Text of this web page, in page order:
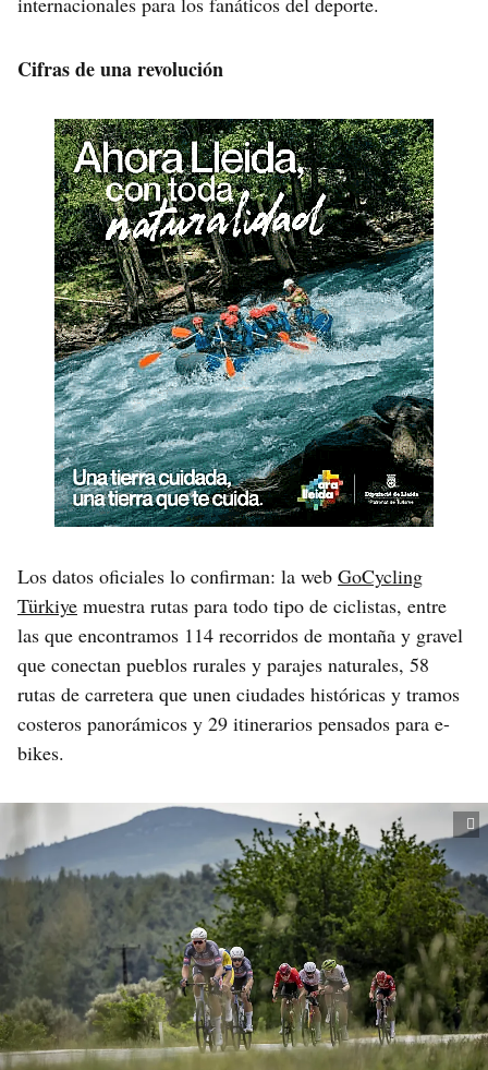
Cifras de una revolución
Los datos oficiales lo confirman: la web GoCycling
Türkiye muestra rutas para todo tipo de ciclistas, entre
las que encontramos 114 recorridos de montaña y gravel
que conectan pueblos rurales y parajes naturales, 58
rutas de carretera que unen ciudades históricas y tramos
costeros panorámicos y 29 itinerarios pensados para e-
bikes.